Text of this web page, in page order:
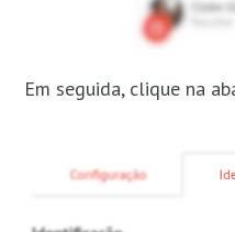
Em seguida, clique na